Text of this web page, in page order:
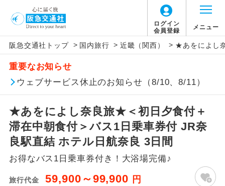
ログイン
会員登録
メニュー
阪急交通社トップ > 国内旅行 > 近畿（関西） > ★あをによし
重要なお知らせ
ウェブサービス休止のお知らせ（8/10、8/11）
★あをによし奈良旅★＜初日夕食付＋
滞在中朝食付＞バス1日乗車券付 JR奈
良駅直結 ホテル日航奈良 3日間
お得なバス1日乗車券付き！大浴場完備♪
旅行代金 59,900～99,900 円
アイコン 説明
添乗員同行
往路出発空港（駅）から復路到着空港
（駅）まで同行します。
現地添乗員同
行
現地到着空港（駅）から最終日出発空港
（駅）まで添乗員が同行します。
バスガイド乗
務
バスガイドが乗務し、車内での観光案内
があります。
新コース